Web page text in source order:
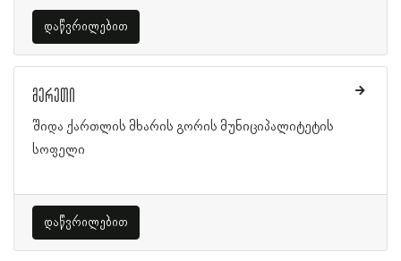
დაწვრილებით
მერეთი
შიდა ქართლის მხარის გორის მუნიციპალიტეტის
სოფელი
დაწვრილებით